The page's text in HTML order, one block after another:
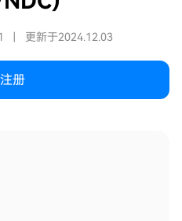
更新于2024.12.03
册